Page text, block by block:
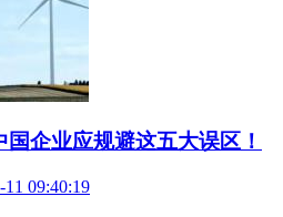
企业应规避这五大误区！
09:40:19